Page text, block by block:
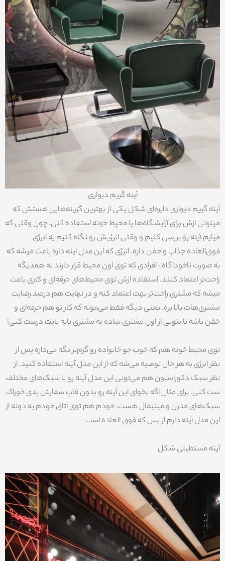
آینه گریم دیواری
آینه گریم دیواری دایره‌ای شکل یکی از بهترین گزینه‌هایی هستش که
‌میتونی ازش برای آرایشگاه‌ها یا محیط خونه استفاده کنی. چون وقتی که
میایم آینه رو بررسی کنیم و وقتی انرژیش رو نگاه کنیم یه انرژی
فوق‌العاده جذاب و خفن داره. انرژی که این مدل آینه داره باعث میشه که
به صورت ناخودآگاه ، افرادی که توی اون محیط قرار دارند به همدیگه
راحت‌تر اعتماد کنند. استفاده ازش توی محیط‌های حرفه‌ای و کاری باعث
میشه که مشتری راحت‌تر بهت اعتماد کنه و در نهایت هم درصد رضایت
مشتری‌هات بالا بره. یعنی دیگه فقط می‌مونه که کار تو هم حرفه‌ای و
خفن باشه تا بتونی از اون مشتری ساده یه مشتری پایه ثابت درست کنی!
توی محیط خونه هم که خوب جو خانواده رو گرم‌تر نگه می‌داره پس از
نظر انرژی به هر حال توصیه می‌شه که از این مدل آینه استفاده کنید. از
نظر سبک دکوراسیون هم می‌تونی این مدل آینه رو با سبک‌های مختلف
ست کنی. برای مثال اگه بخوای این آینه رو بدون قاب سفارش بدی خوراک
سبک‌های مدرن و مینیمال هست. خودم هم توی اتاق خودم یه دونه از
این مدل آینه دارم از بس که فوق العاده است
آینه مستطیلی شکل